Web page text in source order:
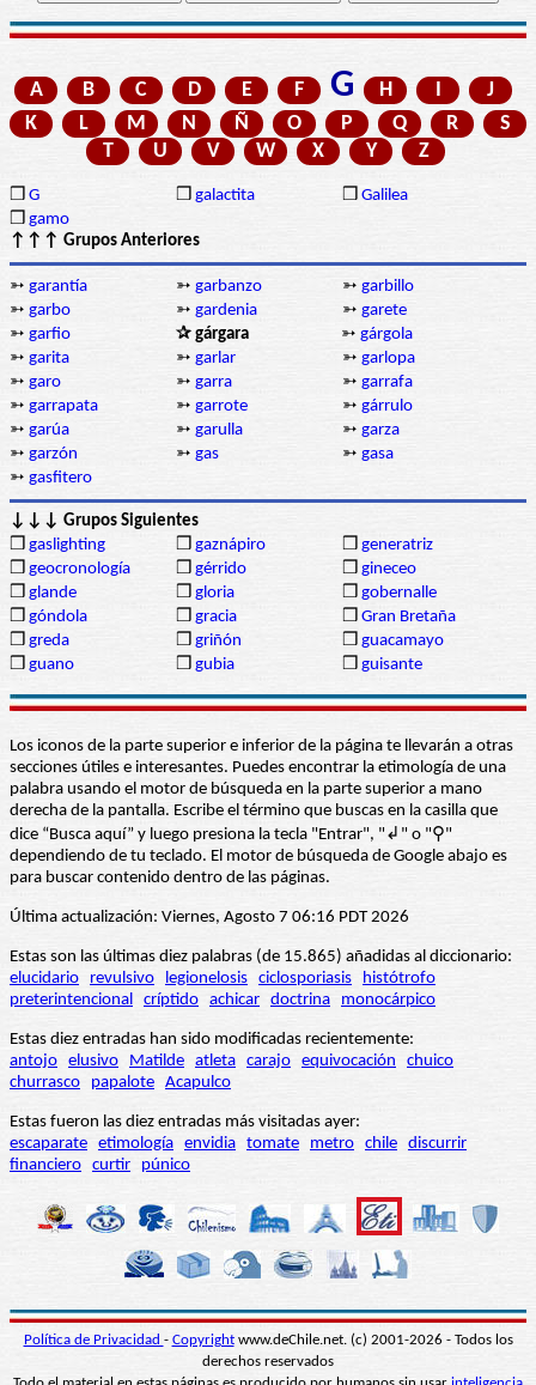
A B C D E F G H I
J
K
L M N Ñ O P Q R
S
T
U V W X Y Z
❒ G ❒ galactita ❒ Galilea
❒ gamo
↑↑↑ Grupos Anteriores
➳ garantía ➳ garbanzo ➳ garbillo
➳ garbo ➳ gardenia ➳ garete
➳ garfio ✰ gárgara ➳ gárgola
➳ garita ➳ garlar ➳ garlopa
➳ garo ➳ garra ➳ garrafa
➳ garrapata ➳ garrote ➳ gárrulo
➳ garúa ➳ garulla ➳ garza
➳ garzón ➳ gas ➳ gasa
➳ gasfitero
↓↓↓ Grupos Siguientes
❒ gaslighting ❒ gaznápiro ❒ generatriz
❒ geocronología ❒ gérrido ❒ gineceo
❒ glande ❒ gloria ❒ gobernalle
❒ góndola ❒ gracia ❒ Gran Bretaña
❒ greda ❒ griñón ❒ guacamayo
❒ guano ❒ gubia ❒ guisante
Los iconos de la parte superior e inferior de la página te llevarán a otras
secciones útiles e interesantes. Puedes encontrar la etimología de una
palabra usando el motor de búsqueda en la parte superior a mano
derecha de la pantalla. Escribe el término que buscas en la casilla que
dice “Busca aquí” y luego presiona la tecla "Entrar", "↲" o "⚲"
dependiendo de tu teclado. El motor de búsqueda de Google abajo es
para buscar contenido dentro de las páginas.
Última actualización: Viernes, Agosto 7 06:16 PDT 2026
Estas son las últimas diez palabras (de 15.865) añadidas al diccionario:
elucidario
revulsivo legionelosis ciclosporiasis
histótrofo
preterintencional críptido achicar doctrina monocárpico
Estas diez entradas han sido modificadas recientemente:
antojo elusivo Matilde atleta carajo equivocación
chuico
churrasco
papalote Acapulco
Estas fueron las diez entradas más visitadas ayer:
escaparate etimología envidia tomate metro chile discurrir
financiero curtir púnico
Política de Privacidad - Copyrightwww.deChile.net. (c) 2001-2026 - Todos los
derechos reservados